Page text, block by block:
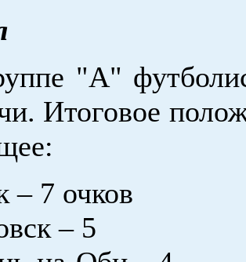
"А"
Итоговое
– 7 очков
– 5